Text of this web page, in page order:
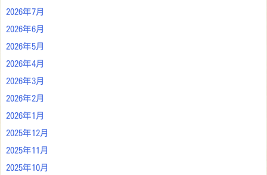
2026年7月
2026年6月
2026年5月
2026年4月
2026年3月
2026年2月
2026年1月
2025年12月
2025年11月
2025年10月